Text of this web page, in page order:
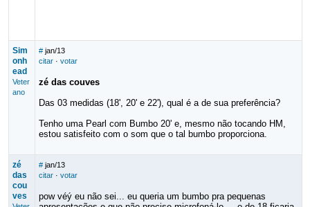
Sim
onh
ead
Veter
ano
# jan/13
citar· votar
zé das couves
Das 03 medidas (18', 20' e 22'), qual é a de sua preferência?
Tenho uma Pearl com Bumbo 20' e, mesmo não tocando HM,
estou satisfeito com o som que o tal bumbo proporciona.
zé
das
cou
ves
# jan/13
citar· votar
pow véý eu não sei... eu queria um bumbo pra pequenas